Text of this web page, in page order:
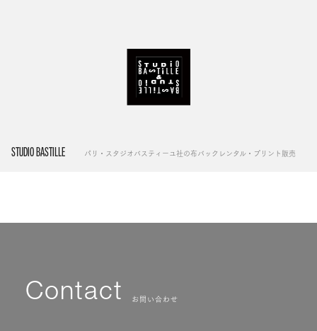
STUDIO BASTILLE パリ・スタジオバスティーユ社の布バックレンタル・プリント販売
Contact お問い合わせ